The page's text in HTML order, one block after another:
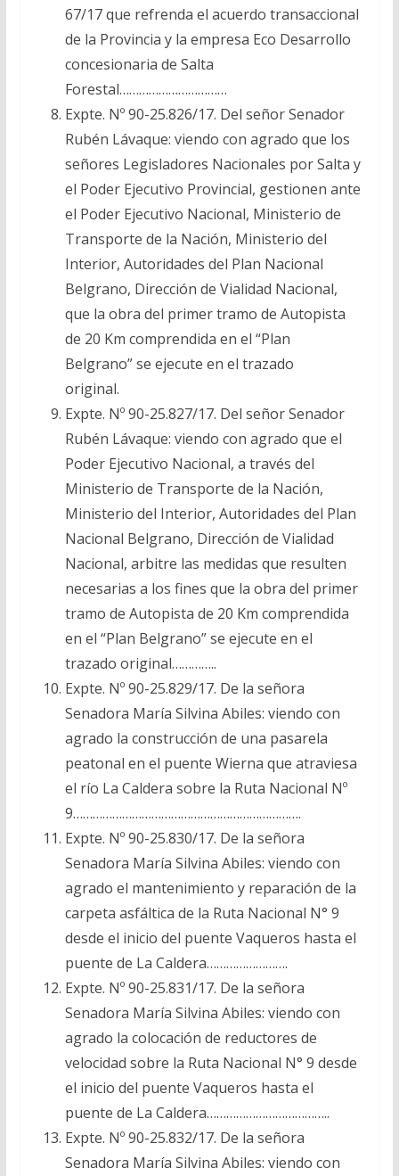
67/17 que refrenda el acuerdo transaccional
de la Provincia y la empresa Eco Desarrollo
concesionaria de Salta
Forestal……………………………
Expte. Nº 90-25.826/17. Del señor Senador
Rubén Lávaque: viendo con agrado que los
señores Legisladores Nacionales por Salta y
el Poder Ejecutivo Provincial, gestionen ante
el Poder Ejecutivo Nacional, Ministerio de
Transporte de la Nación, Ministerio del
Interior, Autoridades del Plan Nacional
Belgrano, Dirección de Vialidad Nacional,
que la obra del primer tramo de Autopista
de 20 Km comprendida en el “Plan
Belgrano” se ejecute en el trazado
original.
Expte. Nº 90-25.827/17. Del señor Senador
Rubén Lávaque: viendo con agrado que el
Poder Ejecutivo Nacional, a través del
Ministerio de Transporte de la Nación,
Ministerio del Interior, Autoridades del Plan
Nacional Belgrano, Dirección de Vialidad
Nacional, arbitre las medidas que resulten
necesarias a los fines que la obra del primer
tramo de Autopista de 20 Km comprendida
en el “Plan Belgrano” se ejecute en el
trazado original…………..
Expte. Nº 90-25.829/17. De la señora
Senadora María Silvina Abiles: viendo con
agrado la construcción de una pasarela
peatonal en el puente Wierna que atraviesa
el río La Caldera sobre la Ruta Nacional Nº
9…………………………………………………………….
Expte. Nº 90-25.830/17. De la señora
Senadora María Silvina Abiles: viendo con
agrado el mantenimiento y reparación de la
carpeta asfáltica de la Ruta Nacional N° 9
desde el inicio del puente Vaqueros hasta el
puente de La Caldera…………………….
Expte. Nº 90-25.831/17. De la señora
Senadora María Silvina Abiles: viendo con
agrado la colocación de reductores de
velocidad sobre la Ruta Nacional N° 9 desde
el inicio del puente Vaqueros hasta el
puente de La Caldera………………………………..
Expte. Nº 90-25.832/17. De la señora
Senadora María Silvina Abiles: viendo con